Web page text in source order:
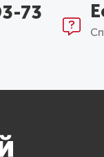
73